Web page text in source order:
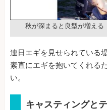
秋が深まると良型が増える
連日エギを見せられている
素直にエギを抱いてくれる
い。
キャスティングと